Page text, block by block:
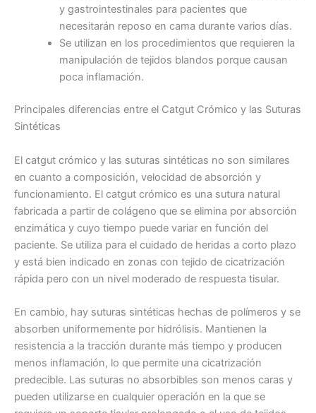
Correo*
y gastrointestinales para pacientes que
necesitarán reposo en cama durante varios días.
Se utilizan en los procedimientos que requieren la
manipulación de tejidos blandos porque causan
poca inflamación.
Principales diferencias entre el Catgut Crómico y las Suturas
Sintéticas
El catgut crómico y las suturas sintéticas no son similares
en cuanto a composición, velocidad de absorción y
funcionamiento. El catgut crómico es una sutura natural
fabricada a partir de colágeno que se elimina por absorción
enzimática y cuyo tiempo puede variar en función del
paciente. Se utiliza para el cuidado de heridas a corto plazo
y está bien indicado en zonas con tejido de cicatrización
rápida pero con un nivel moderado de respuesta tisular.
En cambio, hay suturas sintéticas hechas de polímeros y se
absorben uniformemente por hidrólisis. Mantienen la
resistencia a la tracción durante más tiempo y producen
menos inflamación, lo que permite una cicatrización
predecible. Las suturas no absorbibles son menos caras y
pueden utilizarse en cualquier operación en la que se